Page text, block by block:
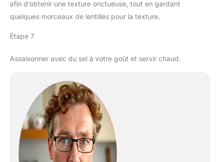
afin d’obtenir une texture onctueuse, tout en gardant
quelques morceaux de lentilles pour la texture.
Étape 7
Assaisonner avec du sel à votre goût et servir chaud.